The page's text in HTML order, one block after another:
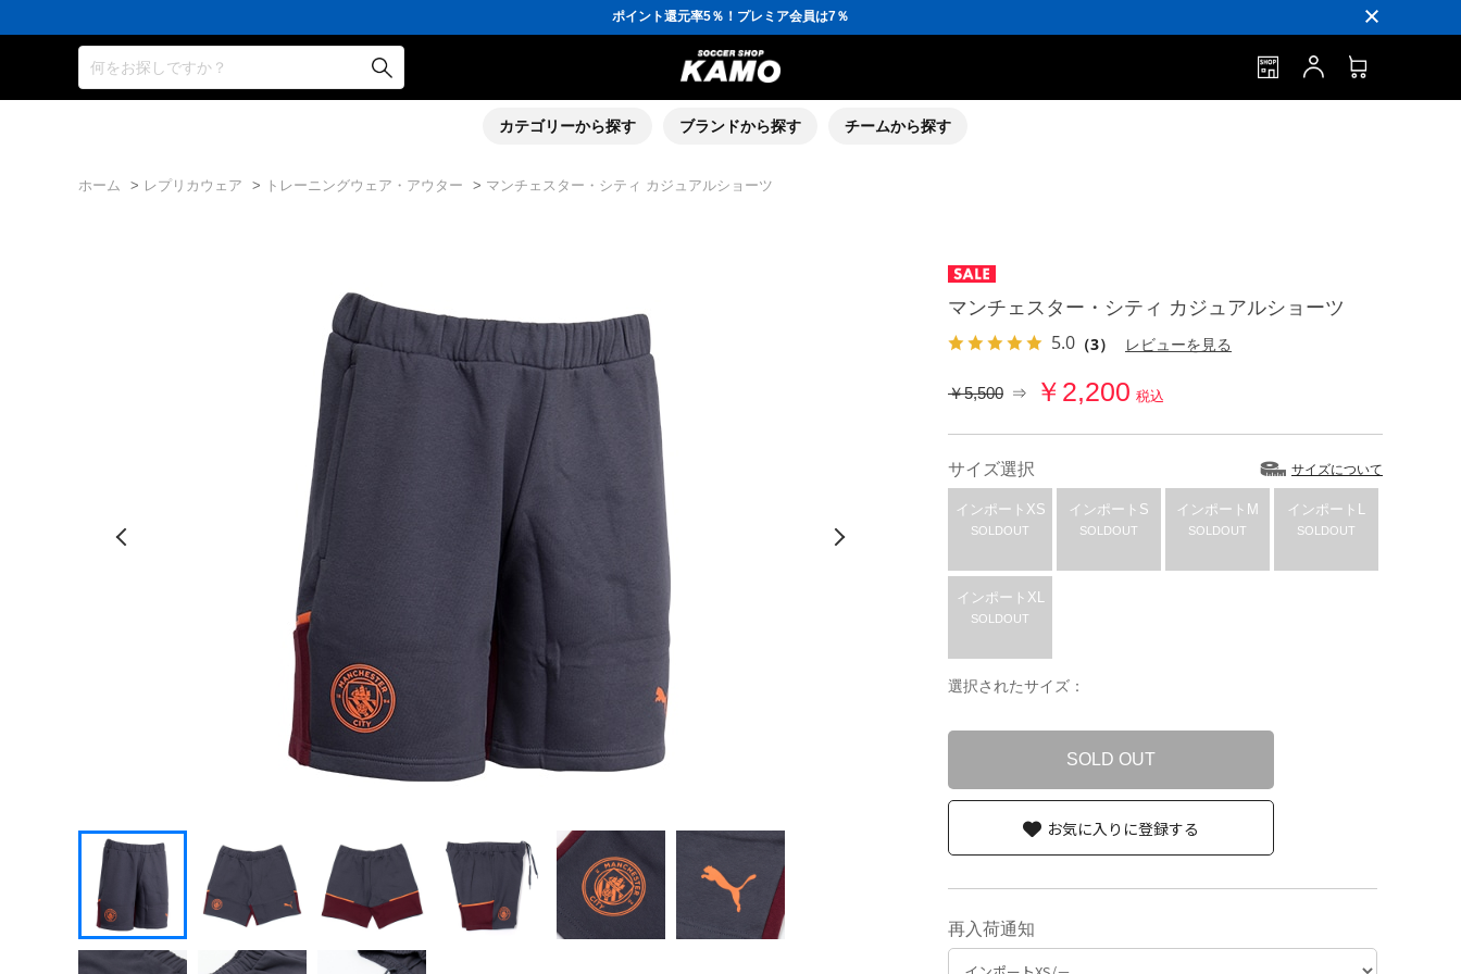
ポイント還元率5％！プレミア会員は7％
会員の方にはお誕生月に「10％OFFクーポン」プレゼント！
16,000円(税込)以上でシューズケースプレゼント！
3,300円(税込)以上で送料無料！
ポイント還元率5％！プレミア会員は7％
会員の方にはお誕生月に「10％OFFクーポン」プレゼント！
何をお探しですか？
カテゴリーから探す ブランドから探す チームから探す
ホーム > レプリカウェア > トレーニングウェア・アウター > マンチェスター・シティ カジュアルショーツ
マンチェスター・シティ カジュアルショーツ
5.0 （3） レビューを見る
￥5,500 ⇒ ￥2,200 税込
サイズ選択 サイズについて
インポートXS
SOLDOUT
インポートS
SOLDOUT
インポートM
SOLDOUT
インポートL
SOLDOUT
インポートXL
SOLDOUT
選択されたサイズ：
SOLD OUT
再入荷通知
お気に入りに登録する